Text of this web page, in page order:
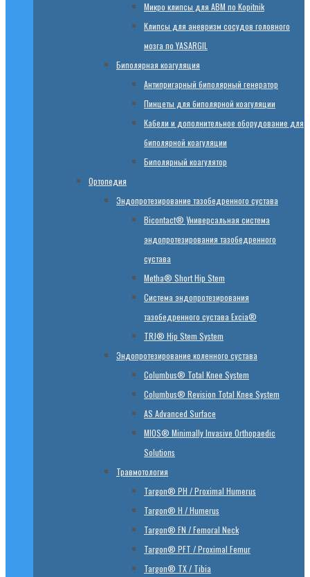
Микро клипсы для АВМ по Kopitnik
Клипсы для аневризм сосудов головного
мозга по YASARGIL
Биполярная коагуляция
Антипригарный биполярный генератор
Пинцеты для биполярной коагуляции
Кабели и дополнительное оборудование для
биполярной коагуляции
Биполярный коагулятор
Ортопедия
Эндопротезирование тазобедренного сустава
Bicontact® Универсальная система
эндопротезирования тазобедренного
сустава
Metha® Short Hip Stem
Система эндопротезирования
тазобедренного сустава Excia®
TRJ® Hip Stem System
Эндопротезирование коленного сустава
Columbus® Total Knee System
Columbus® Revision Total Knee System
AS Advanced Surface
MIOS® Minimally Invasive Orthopaedic
Solutions
Травмотология
Targon® PH / Proximal Humerus
Targon® H / Humerus
Targon® FN / Femoral Neck
Targon® PFT / Proximal Femur
Targon® TX / Tibia